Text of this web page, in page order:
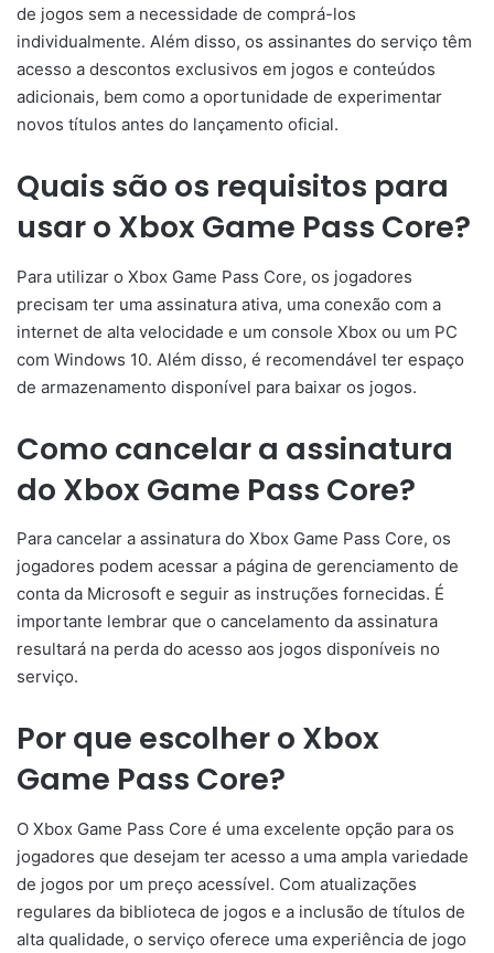
de jogos sem a necessidade de comprá-los
individualmente. Além disso, os assinantes do serviço têm
acesso a descontos exclusivos em jogos e conteúdos
adicionais, bem como a oportunidade de experimentar
novos títulos antes do lançamento oficial.
Quais são os requisitos para
usar o Xbox Game Pass Core?
Para utilizar o Xbox Game Pass Core, os jogadores
precisam ter uma assinatura ativa, uma conexão com a
internet de alta velocidade e um console Xbox ou um PC
com Windows 10. Além disso, é recomendável ter espaço
de armazenamento disponível para baixar os jogos.
Como cancelar a assinatura
do Xbox Game Pass Core?
Para cancelar a assinatura do Xbox Game Pass Core, os
jogadores podem acessar a página de gerenciamento de
conta da Microsoft e seguir as instruções fornecidas. É
importante lembrar que o cancelamento da assinatura
resultará na perda do acesso aos jogos disponíveis no
serviço.
Por que escolher o Xbox
Game Pass Core?
O Xbox Game Pass Core é uma excelente opção para os
jogadores que desejam ter acesso a uma ampla variedade
de jogos por um preço acessível. Com atualizações
regulares da biblioteca de jogos e a inclusão de títulos de
alta qualidade, o serviço oferece uma experiência de jogo